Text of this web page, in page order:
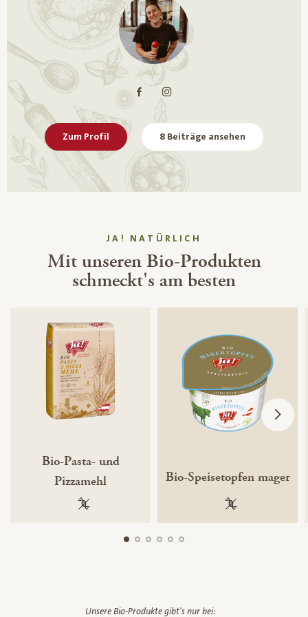
Zum Profil 8 Beiträge ansehen
JA! NATÜRLICH
Mit unseren Bio-Produkten
schmeckt's am besten
Bio-Pasta- und
Pizzamehl
100 % gentechnikfrei
Bio-Speisetopfen mager
100 %
Unsere Bio-Produkte gibt's nur bei: